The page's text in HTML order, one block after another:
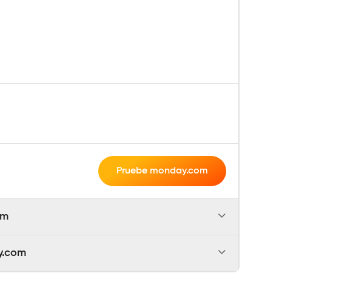
Pruebe monday.com